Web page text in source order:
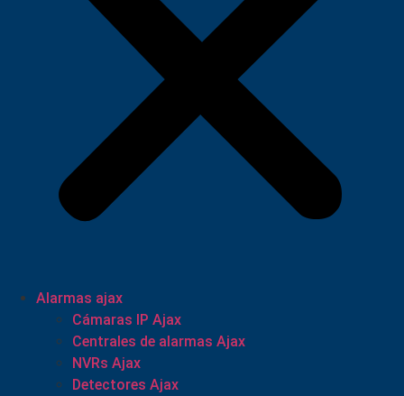
Alarmas ajax
Cámaras IP Ajax
Centrales de alarmas Ajax
NVRs Ajax
Detectores Ajax